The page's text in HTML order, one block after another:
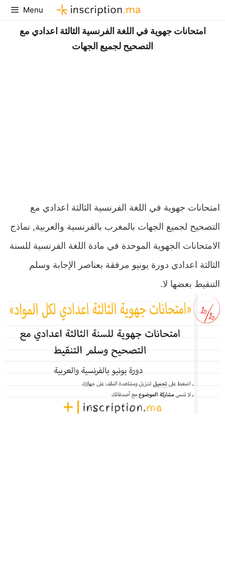
Aller
au
contenu
Menu
امتحانات جهوية في اللغة الفرنسية الثالثة اعدادي مع
التصحيح لجميع الجهات
امتحانات جهوية في اللغة الفرنسية الثالثة اعدادي مع
التصحيح لجميع الجهات بالمغرب بالفرنسية والعربية, نماذج
الامتحانات الجهوية الموحدة في مادة اللغة الفرنسية للسنة
الثالثة اعدادي دورة يونيو مرفقة بعناصر الإجابة وسلم
التنقيط بعضها لا.